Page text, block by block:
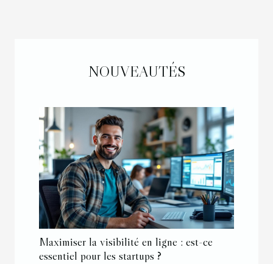
NOUVEAUTÉS
Maximiser la visibilité en ligne : est-ce
essentiel pour les startups ?